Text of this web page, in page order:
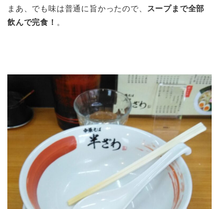
まあ、でも味は普通に旨かったので、
スープまで全部
飲んで完食！ 。